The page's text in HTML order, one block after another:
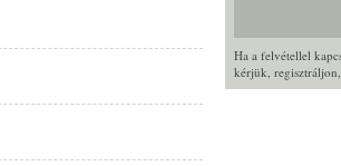
Ha a felvétellel
kérjük, regisztráljon